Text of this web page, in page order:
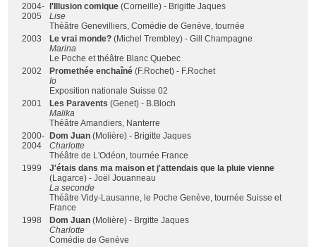
2004-
2005
l'Illusion comique (Corneille) - Brigitte Jaques
Lise
Théâtre Genevilliers, Comédie de Genève, tournée
2003
Le vrai monde? (Michel Trembley) - Gill Champagne
Marina
Le Poche et théâtre Blanc Quebec
2002
Promethée enchaîné (F.Rochet) - F.Rochet
Io
Exposition nationale Suisse 02
2001
Les Paravents (Genet) - B.Bloch
Malika
Théâtre Amandiers, Nanterre
2000-
2004
Dom Juan (Molière) - Brigitte Jaques
Charlotte
Théâtre de L'Odéon, tournée France
1999
J'étais dans ma maison et j'attendais que la pluie vienne
(Lagarce) - Joël Jouanneau
La seconde
Théâtre Vidy-Lausanne, le Poche Genève, tournée Suisse et
France
1998
Dom Juan (Molière) - Brgitte Jaques
Charlotte
Comédie de Genève